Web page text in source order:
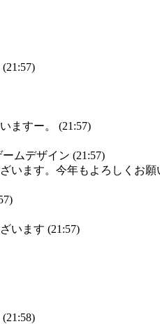
ますー。 (21:57)
ムデザイン (21:57)
います。今年もよろしくお願
います (21:57)